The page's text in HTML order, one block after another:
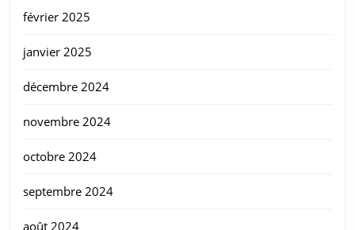
février 2025
janvier 2025
décembre 2024
novembre 2024
octobre 2024
septembre 2024
août 2024